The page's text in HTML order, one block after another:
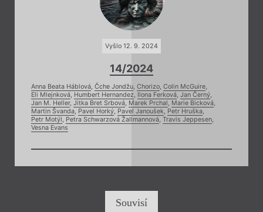
Vyšlo 12. 9. 2024
14/2024
Anna Beata Háblová, Čche Jondžu, Chorizo, Colin McGuire,
Eli Mlejnková, Humbert Hernandez, Ilona Ferková, Jan Černý,
Jan M. Heller, Jitka Bret Srbová, Marek Prchal, Marie Bicková,
Martin Švanda, Pavel Horký, Pavel Janoušek, Petr Hruška,
Petr Motýl, Petra Schwarzová Žallmannová, Travis Jeppesen,
Vesna Evans
Souvisí